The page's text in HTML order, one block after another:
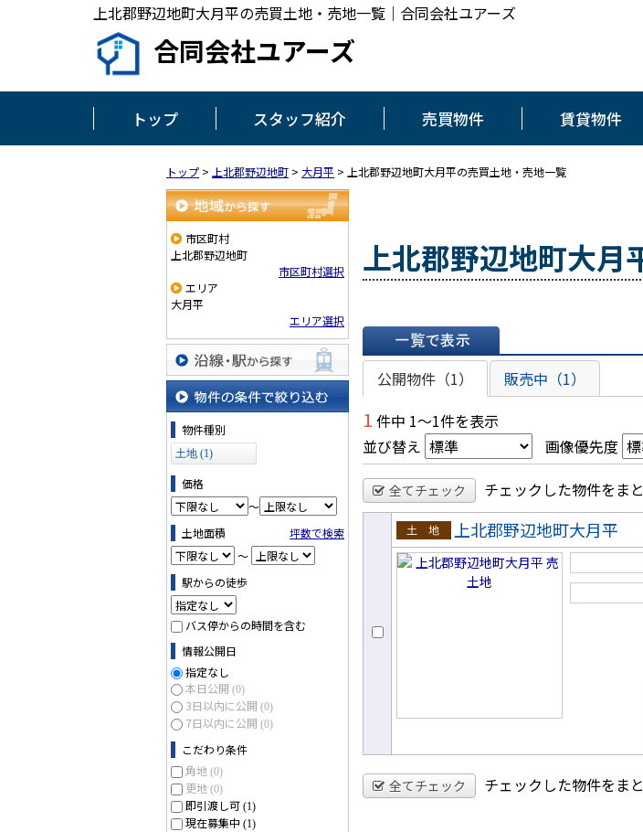
上北郡野辺地町大月平の売買土地・売地一覧｜合同会社ユアーズ
合同会社ユアーズ
トップ スタッフ紹介 売買物件 賃貸物件
トップ > 上北郡野辺地町 > 大月平 > 上北郡野辺地町大月平の売買土地・売地一覧
地域から探す
市区町村
上北郡野辺地町
市区町村選択
エリア
大月平
エリア選択
沿線・駅から探す
物件の条件で絞り込む
物件種別
土地 (1)
価格
～
土地面積
坪数で検索
～
駅からの徒歩
バス停からの時間を含む
情報公開日
指定なし
本日公開 (0)
3日以内に公開 (0)
7日以内に公開 (0)
こだわり条件
角地 (0)
更地 (0)
即引渡し可 (1)
現在募集中 (1)
上北郡野辺地町大月
一覧で表示
公開物件（1） 販売中（1）
1 件中 1～1件を表示
並び替え
画像優先度
全てチェック チェックした物件をま
売土地
上北郡野辺地町大月平
全てチェック チェックした物件をま